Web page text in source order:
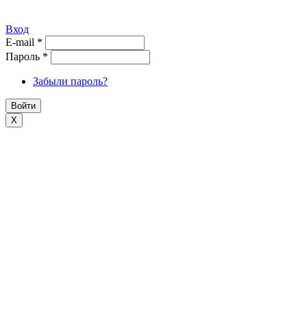
Вход
E-mail *
Пароль *
Забыли пароль?
X